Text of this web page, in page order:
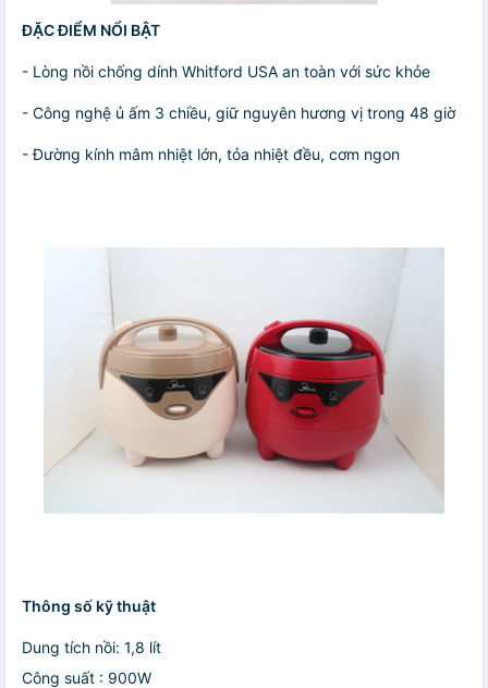
ĐẶC ĐIỂM NỔI BẬT
- Lòng nồi chống dính Whitford USA an toàn với sức khỏe
- Công nghệ ủ ấm 3 chiều, giữ nguyên hương vị trong 48 giờ
- Đường kính mâm nhiệt lớn, tỏa nhiệt đều, cơm ngon
Thông số kỹ thuật
Dung tích nồi: 1,8 lít
Công suất : 900W